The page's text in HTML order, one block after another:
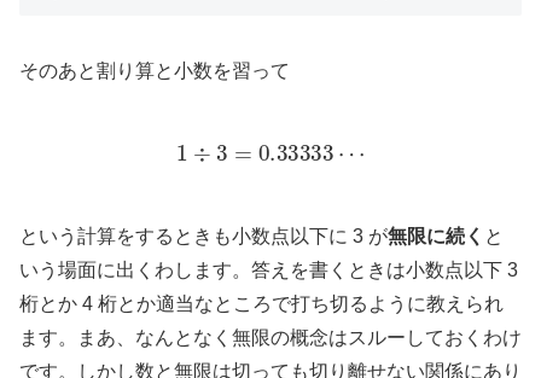
そのあと割り算と小数を習って
1÷ 3 =0.33333⋯
という計算をするときも小数点以下に 3 が無限に続く と
いう場面に出くわします。答えを書くときは小数点以下 3
桁とか 4 桁とか適当なところで打ち切るように教えられ
ます。まあ、なんとなく無限の概念はスルーしておくわけ
です。しかし数と無限は切っても切り離せない関係にあり